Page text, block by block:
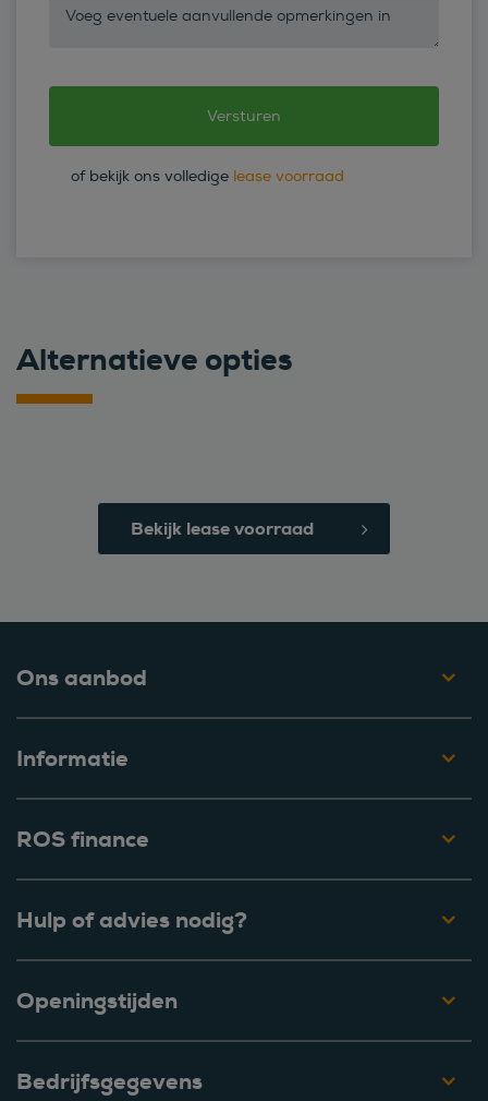
of bekijk ons volledige lease voorraad
Alternatieve opties
Bekijk lease voorraad
Ons aanbod
Informatie
ROS finance
Hulp of advies nodig?
Openingstijden
Bedrijfsgegevens